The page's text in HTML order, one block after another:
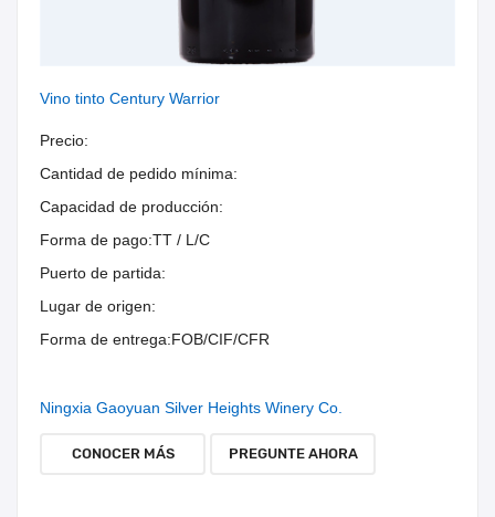
Vino tinto Century Warrior
Precio:
Cantidad de pedido mínima:
Capacidad de producción:
Forma de pago:TT / L/C
Puerto de partida:
Lugar de origen:
Forma de entrega:FOB/CIF/CFR
Ningxia Gaoyuan Silver Heights Winery Co.
CONOCER MÁS PREGUNTE AHORA